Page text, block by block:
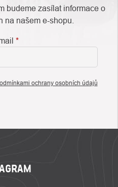
budeme zasílat informace o
na našem e-shopu.
ochrany osobních údajů